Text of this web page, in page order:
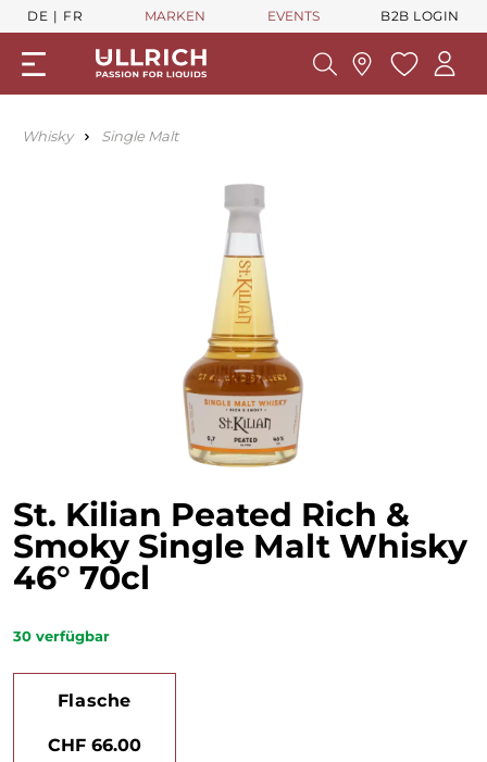
DE FR MARKEN EVENTS B2B LOGIN
Whisky Single Malt
St. Kilian Peated Rich &
Smoky Single Malt Whisky
46° 70cl
30 verfügbar
Flasche
CHF 66.00